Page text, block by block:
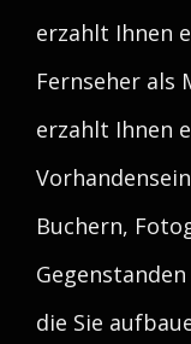
erzahlt Ihnen
Fernseher
erzahlt Ihnen
Buchern,
die Sie